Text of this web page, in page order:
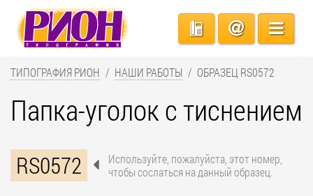
ТИПОГРАФИЯ РИОН НАШИ РАБОТЫ ОБРАЗЕЦ RS0572
Папка-уголок с тиснением
RS0572
Используйте, пожалуйста, этот номер,
чтобы сослаться на данный образец.